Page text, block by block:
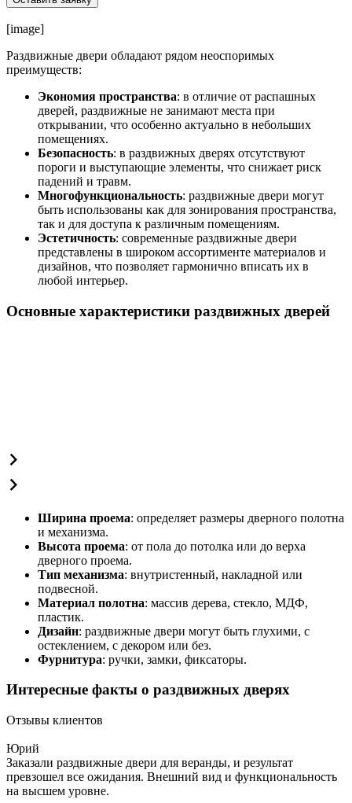
[image]
Раздвижные двери обладают рядом неоспоримых
преимуществ:
Экономия пространства: в отличие от распашных
дверей, раздвижные не занимают места при
открывании, что особенно актуально в небольших
помещениях.
Безопасность: в раздвижных дверях отсутствуют
пороги и выступающие элементы, что снижает риск
падений и травм.
Многофункциональность: раздвижные двери могут
быть использованы как для зонирования пространства,
так и для доступа к различным помещениям.
Эстетичность: современные раздвижные двери
представлены в широком ассортименте материалов и
дизайнов, что позволяет гармонично вписать их в
любой интерьер.
Основные характеристики раздвижных дверей
Ширина проема: определяет размеры дверного полотна
и механизма.
Высота проема: от пола до потолка или до верха
дверного проема.
Тип механизма: внутристенный, накладной или
подвесной.
Материал полотна: массив дерева, стекло, МДФ,
пластик.
Дизайн: раздвижные двери могут быть глухими, с
остеклением, с декором или без.
Фурнитура: ручки, замки, фиксаторы.
Интересные факты о раздвижных дверях
Отзывы клиентов
Юрий
Заказали раздвижные двери для веранды, и результат
превзошел все ожидания. Внешний вид и функциональность
на высшем уровне.